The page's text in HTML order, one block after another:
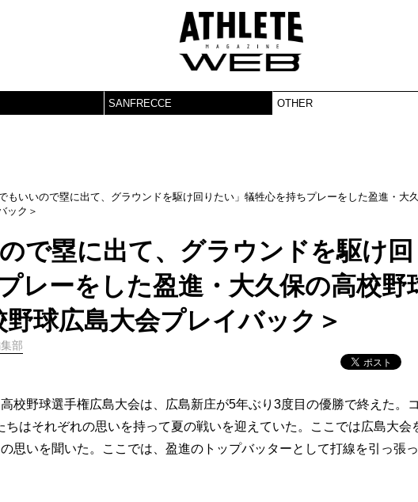
SANFRECCE OTHER
もいいので塁に出て、グラウンドを駆け回りたい」犠牲心を持ちプレーをした盈進・大
ック＞
で塁に出て、グラウンドを駆け回
レーをした盈進・大久保の高校野
球広島大会プレイバック＞
部
校野球選手権広島大会は、広島新庄が5年ぶり3度目の優勝で終えた。
はそれぞれの思いを持って夏の戦いを迎えていた。ここでは広島大会
思いを聞いた。ここでは、盈進のトップバッターとして打線を引っ張